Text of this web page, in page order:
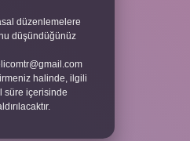
düzenlemelere
düşündüğünüz
halinde, ilgili
süre içerisinde